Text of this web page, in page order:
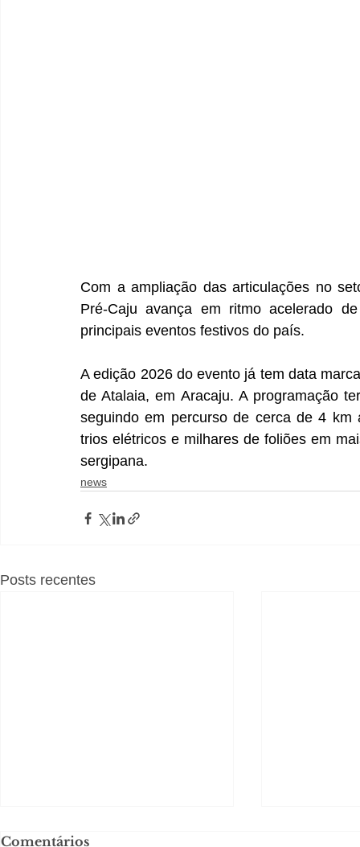
Com a ampliação das articulações no
Pré-Caju avança em ritmo acelerado
principais eventos festivos do país.
A edição 2026 do evento já tem data
de Atalaia, em Aracaju. A programação
seguindo em percurso de cerca de 4
trios elétricos e milhares de foliões em
sergipana.
news
Posts recentes
Comentários